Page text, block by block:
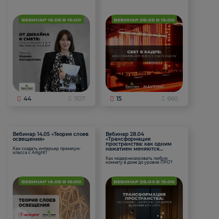
44 1107 15 660
Вебинар 14.05 «Теория слоев
освещения»
Как создать интерьер премиум-
класса с Arlight?
Вебинар 28.04
«Трансформация
пространства: как одним
нажатием меняются
Как модернизировать любую
комнату в доме до уровня ПРО?